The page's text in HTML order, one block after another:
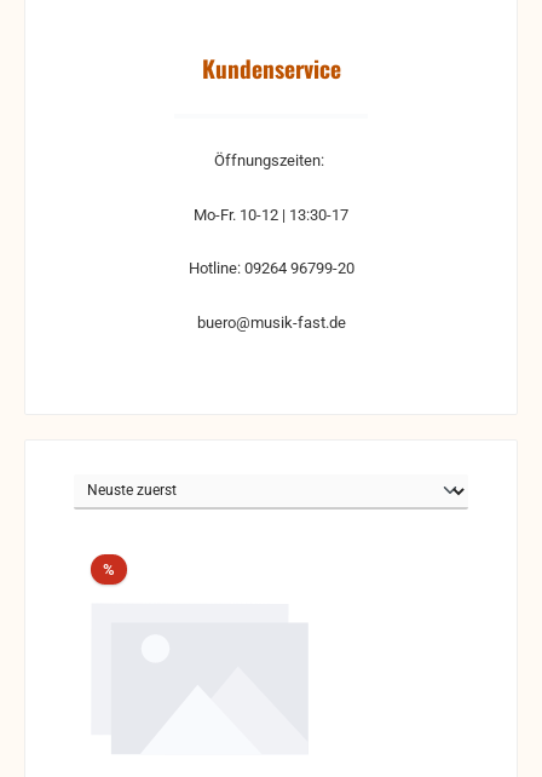
Kundenservice
Öffnungszeiten:
Mo-Fr. 10-12 | 13:30-17
Hotline: 09264 96799-20
buero@musik-fast.de
%Rabatt